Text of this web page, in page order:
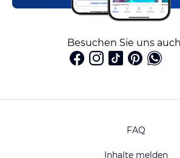
Besuchen Sie uns
FAQ
Inhalte melden